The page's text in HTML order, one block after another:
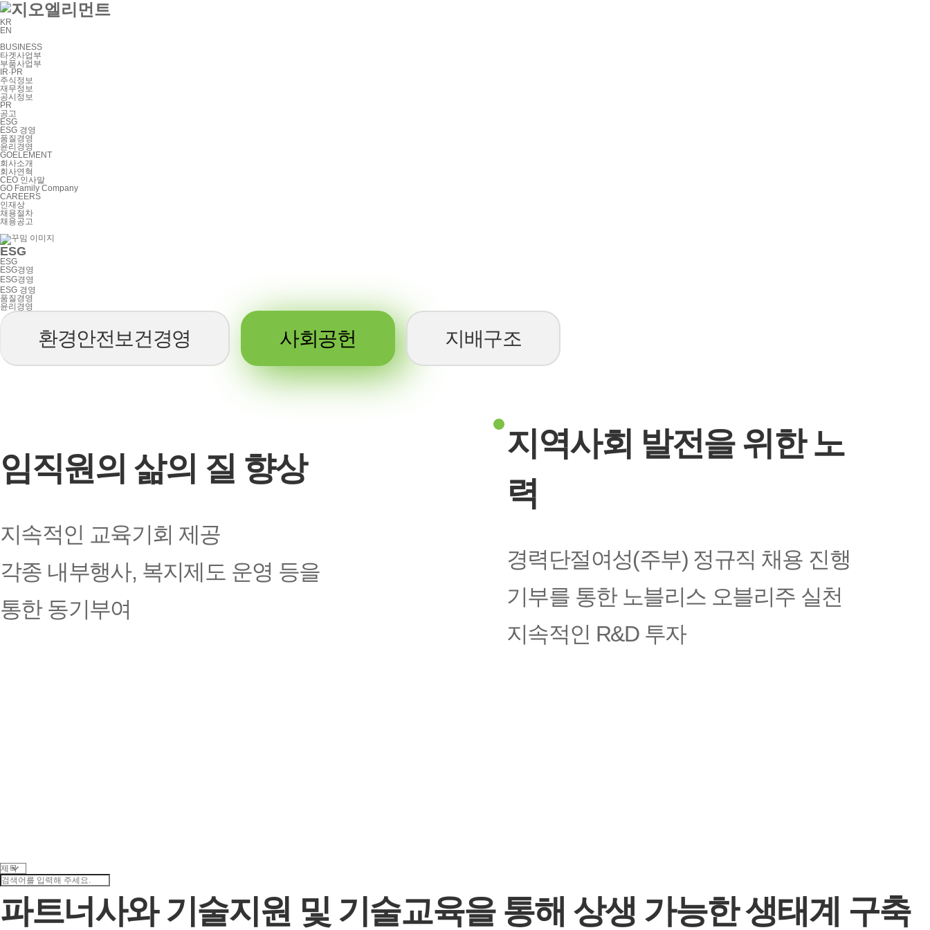
KR
EN
BUSINESS
타겟사업부
부품사업부
IR·PR
주식정보
재무정보
공시정보
PR
공고
ESG
ESG 경영
품질경영
윤리경영
GOELEMENT
회사소개
회사연혁
CEO 인사말
GO Family Company
CAREERS
인재상
채용절차
채용공고
ESG
ESG
ESG경영
ESG경영
ESG 경영
품질경영
윤리경영
환경안전보건경영 사회공헌 지배구조
임직원의 삶의 질 향상
지속적인 교육기회 제공
각종 내부행사, 복지제도 운영 등을
통한 동기부여
지역사회 발전을 위한 노
력
경력단절여성(주부) 정규직 채용 진행
기부를 통한 노블리스 오블리주 실천
지속적인 R&D 투자
파트너사와 기술지원 및 기술교육을 통해 상생 가능한 생태계 구축